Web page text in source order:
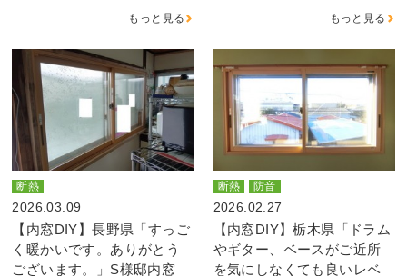
もっと見る もっと見る
断熱
2026.03.09
【内窓DIY】長野県「すっご
く暖かいです。ありがとう
ございます。」S様邸内窓
断熱 防音
2026.02.27
【内窓DIY】栃木県「ドラム
やギター、ベースがご近所
を気にしなくても良いレベ